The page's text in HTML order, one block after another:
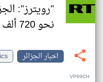
"رويترز":
نحو 720 ألف طن من القمح
اخبار الجزائر
VP69CH